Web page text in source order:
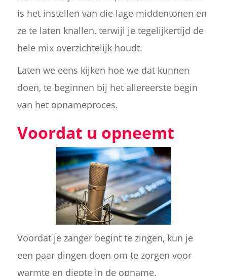
is het instellen van die lage middentonen en
ze te laten knallen, terwijl je tegelijkertijd de
hele mix overzichtelijk houdt.
Laten we eens kijken hoe we dat kunnen
doen, te beginnen bij het allereerste begin
van het opnameproces.
Voordat u opneemt
Voordat je zanger begint te zingen, kun je
een paar dingen doen om te zorgen voor
warmte en diepte in de opname.